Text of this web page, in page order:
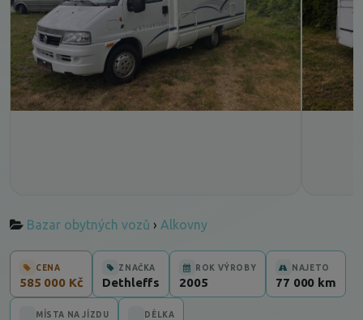
Bazar obytných vozů › Alkovny
CENA
585 000 Kč
ZNAČKA
Dethleffs
ROK VÝROBY
2005
NAJETO
77 000 km
MÍSTA NA JÍZDU DÉLKA